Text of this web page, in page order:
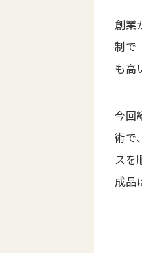
創業
制で
も高
今回
術で
スを
成品